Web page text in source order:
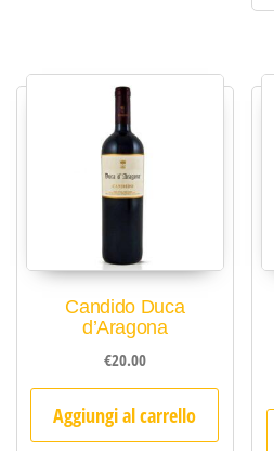
Candido Duca
d’Aragona
€20.00
Aggiungi al carrello